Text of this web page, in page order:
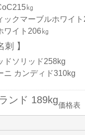
㎏
ックマーブルホワイ
ワイト206㎏
刺
ドソリッド258kg
ニ カンディド310kg
ンド 189kg価格表